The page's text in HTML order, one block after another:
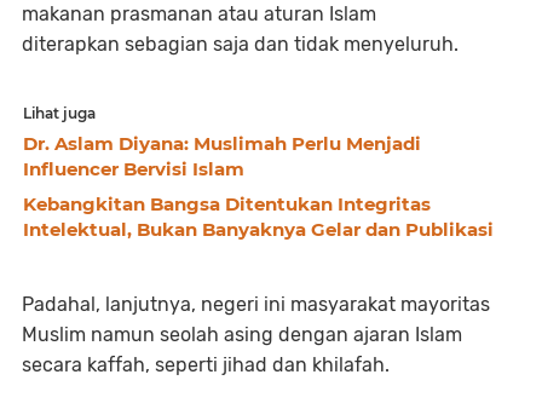
makanan prasmanan atau aturan Islam
diterapkan sebagian saja dan tidak menyeluruh.
Lihat juga
Dr. Aslam Diyana: Muslimah Perlu Menjadi
Influencer Bervisi Islam
Kebangkitan Bangsa Ditentukan Integritas
Intelektual, Bukan Banyaknya Gelar dan Publikasi
Padahal, lanjutnya, negeri ini masyarakat mayoritas
Muslim namun seolah asing dengan ajaran Islam
secara kaffah, seperti jihad dan khilafah.